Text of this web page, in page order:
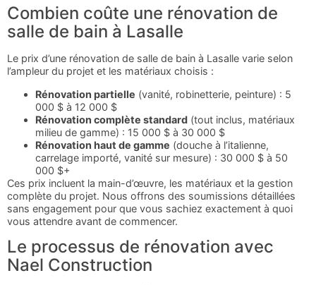
Combien coûte une rénovation de
salle de bain à Lasalle
Le prix d’une rénovation de salle de bain à Lasalle varie selon
l’ampleur du projet et les matériaux choisis :
Rénovation partielle (vanité, robinetterie, peinture) : 5
000 $ à 12 000 $
Rénovation complète standard (tout inclus, matériaux
milieu de gamme) : 15 000 $ à 30 000 $
Rénovation haut de gamme (douche à l’italienne,
carrelage importé, vanité sur mesure) : 30 000 $ à 50
000 $+
Ces prix incluent la main-d’œuvre, les matériaux et la gestion
complète du projet. Nous offrons des soumissions détaillées
sans engagement pour que vous sachiez exactement à quoi
vous attendre avant de commencer.
Le processus de rénovation avec
Nael Construction